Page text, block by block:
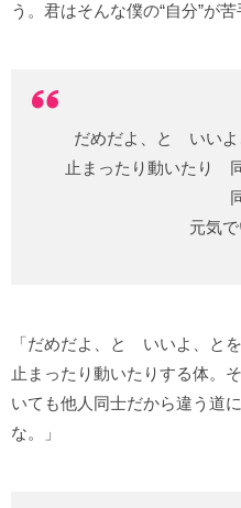
う。君はそんな僕の“自分”が
だめだよ、と いい
止まったり動いたり
元気
「だめだよ、と いいよ、と
止まったり動いたりする体。
いても他人同士だから違う道
な。」